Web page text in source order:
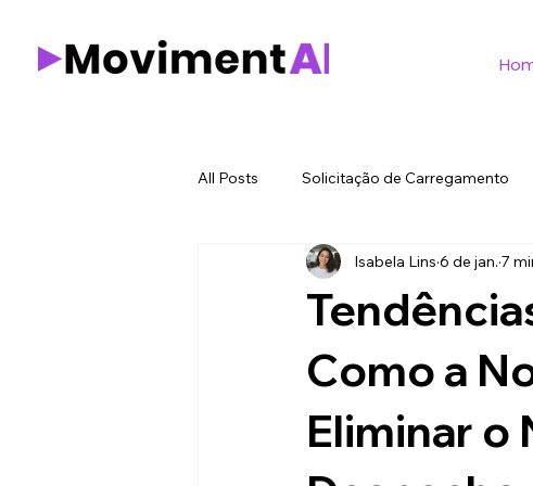
All Posts Solicitação de Carregamento
Tecnologia Decisão logistica
Retenção de base motorista
Como a
Eliminar o
Isabela Lins 6 de jan. 7